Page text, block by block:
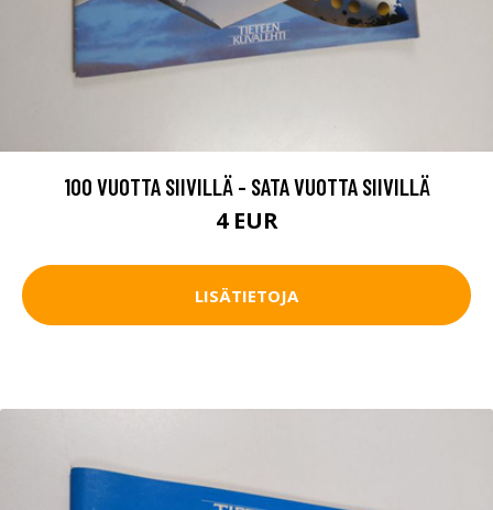
100 VUOTTA SIIVILLÄ - SATA VUOTTA SIIVILLÄ
4 EUR
LISÄTIETOJA